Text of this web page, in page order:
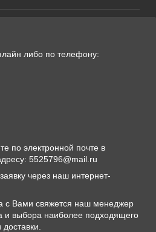
либо по телефону:
по электронной почте в
5525796@mail.ru
через наш интернет-
с Вами свяжется наш менеджер
и выбора наиболее подходящего